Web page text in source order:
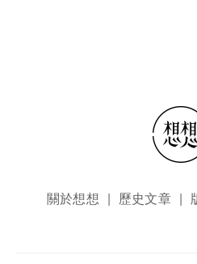
頁尾選單關於想想 歷史文章